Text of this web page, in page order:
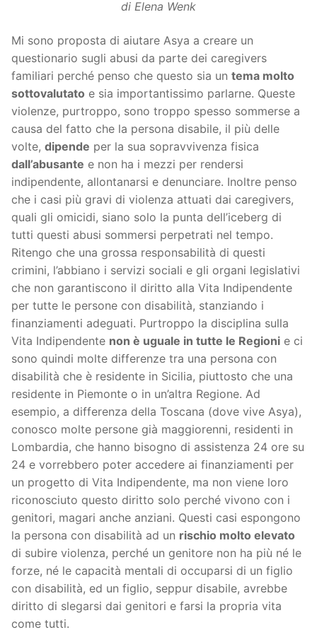
di Elena Wenk
Mi sono proposta di aiutare Asya a creare un
questionario sugli abusi da parte dei caregivers
familiari perché penso che questo sia un tema molto
sottovalutato e sia importantissimo parlarne. Queste
violenze, purtroppo, sono troppo spesso sommerse a
causa del fatto che la persona disabile, il più delle
volte, dipende per la sua sopravvivenza fisica
dall’abusante e non ha i mezzi per rendersi
indipendente, allontanarsi e denunciare. Inoltre penso
che i casi più gravi di violenza attuati dai caregivers,
quali gli omicidi, siano solo la punta dell’iceberg di
tutti questi abusi sommersi perpetrati nel tempo.
Ritengo che una grossa responsabilità di questi
crimini, l’abbiano i servizi sociali e gli organi legislativi
che non garantiscono il diritto alla Vita Indipendente
per tutte le persone con disabilità, stanziando i
finanziamenti adeguati. Purtroppo la disciplina sulla
Vita Indipendente non è uguale in tutte le Regioni e ci
sono quindi molte differenze tra una persona con
disabilità che è residente in Sicilia, piuttosto che una
residente in Piemonte o in un’altra Regione. Ad
esempio, a differenza della Toscana (dove vive Asya),
conosco molte persone già maggiorenni, residenti in
Lombardia, che hanno bisogno di assistenza 24 ore su
24 e vorrebbero poter accedere ai finanziamenti per
un progetto di Vita Indipendente, ma non viene loro
riconosciuto questo diritto solo perché vivono con i
genitori, magari anche anziani. Questi casi espongono
la persona con disabilità ad un rischio molto elevato
di subire violenza, perché un genitore non ha più né le
forze, né le capacità mentali di occuparsi di un figlio
con disabilità, ed un figlio, seppur disabile, avrebbe
diritto di slegarsi dai genitori e farsi la propria vita
come tutti.